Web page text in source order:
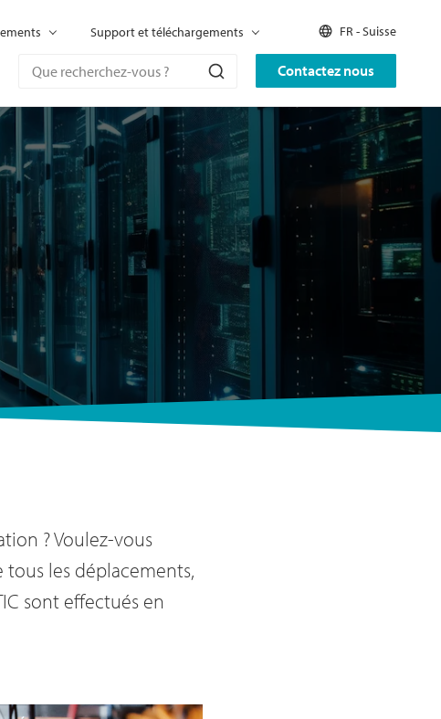
Contactez nous
Support et téléchargements FR - Suisse
? Voulez-vous
les déplacements,
sont effectués en